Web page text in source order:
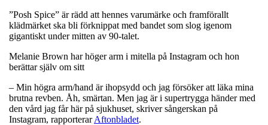
”Posh Spice” är rädd att hennes varumärke och framförallt
klädmärket ska bli förknippat med bandet som slog igenom
gigantiskt under mitten av 90-talet.
Melanie Brown har höger arm i mitella på Instagram och hon
berättar själv om sitt
– Min högra arm/hand är ihopsydd och jag försöker att läka mina
brutna revben. Åh, smärtan. Men jag är i supertrygga händer med
den vård jag får här på sjukhuset, skriver sångerskan på
Instagram, rapporterarAftonbladet.